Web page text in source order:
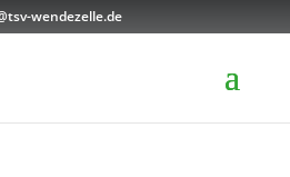
wendezelle.de